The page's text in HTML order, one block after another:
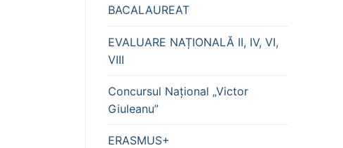
BACALAUREAT
EVALUARE NAȚIONALĂ II, IV, VI,
VIII
Concursul Național „Victor
Giuleanu”
ERASMUS+